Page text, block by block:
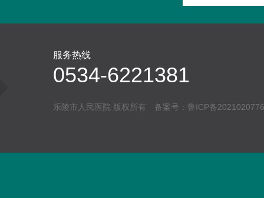
服务热线
0534-6221381
乐陵市人民医院 版权所有 备案号： 鲁ICP备